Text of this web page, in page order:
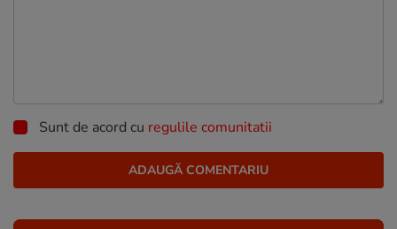
Sunt de acord cu regulile comunitatii